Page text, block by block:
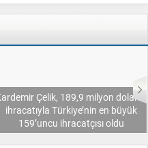
IAS, Factory Innovation
Altın Ödül ile döndü